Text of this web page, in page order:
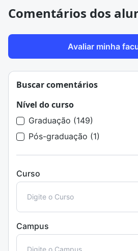
Comentários dos
Avaliar minha
Buscar comentários
Nível do curso
Graduação (149)
Pós-graduação (1)
Curso
Campus